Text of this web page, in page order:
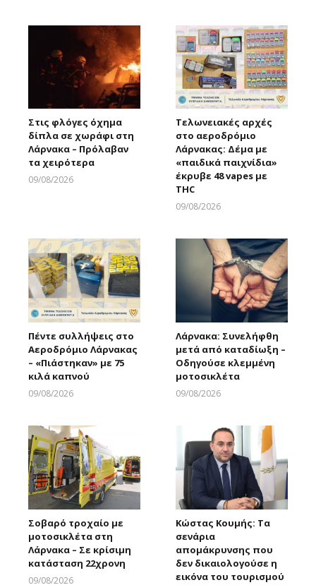
Στις φλόγες όχημα
δίπλα σε χωράφι στη
Λάρνακα – Πρόλαβαν
τα χειρότερα
09/08/2026
Τελωνειακές αρχές
στο αεροδρόμιο
Λάρνακας: Δέμα με
«παιδικά παιχνίδια»
έκρυβε 48 vapes με
THC
09/08/2026
Πέντε συλλήψεις στο
Αεροδρόμιο Λάρνακας
– «Πιάστηκαν» με 75
κιλά καπνού
09/08/2026
Λάρνακα: Συνελήφθη
μετά από καταδίωξη –
Οδηγούσε κλεμμένη
μοτοσικλέτα
09/08/2026
Σοβαρό τροχαίο με
μοτοσικλέτα στη
Λάρνακα – Σε κρίσιμη
κατάσταση 22χρονη
09/08/2026
Κώστας Κουμής: Τα
σενάρια
απομάκρυνσης που
δεν δικαιολογούσε η
εικόνα του τουρισμού